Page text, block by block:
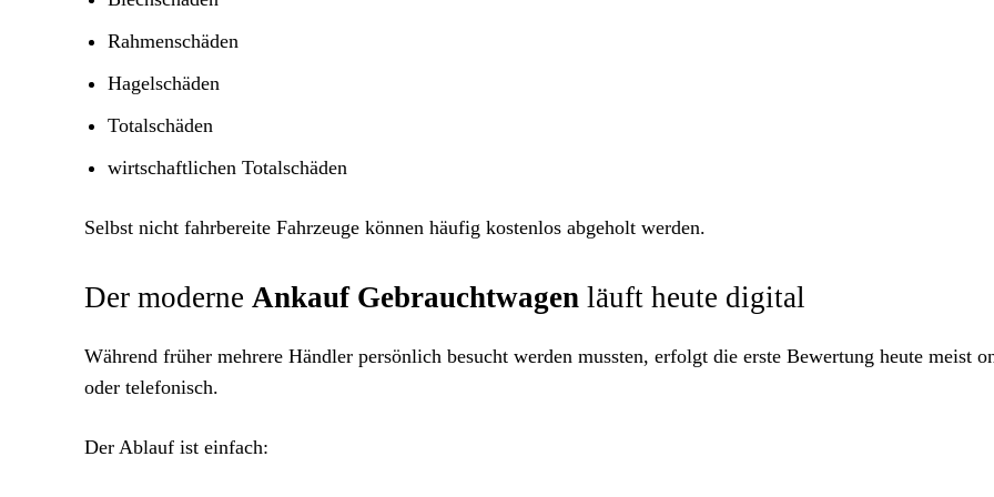
Rahmenschäden
Hagelschäden
Totalschäden
wirtschaftlichen Totalschäden
Selbst nicht fahrbereite Fahrzeuge können häufig kostenlos abgeholt werden.
Der moderne Ankauf Gebrauchtwagen läuft heute digital
Während früher mehrere Händler persönlich besucht werden mussten, erfolgt die erste Bewertung heute meist
oder telefonisch.
Der Ablauf ist einfach: